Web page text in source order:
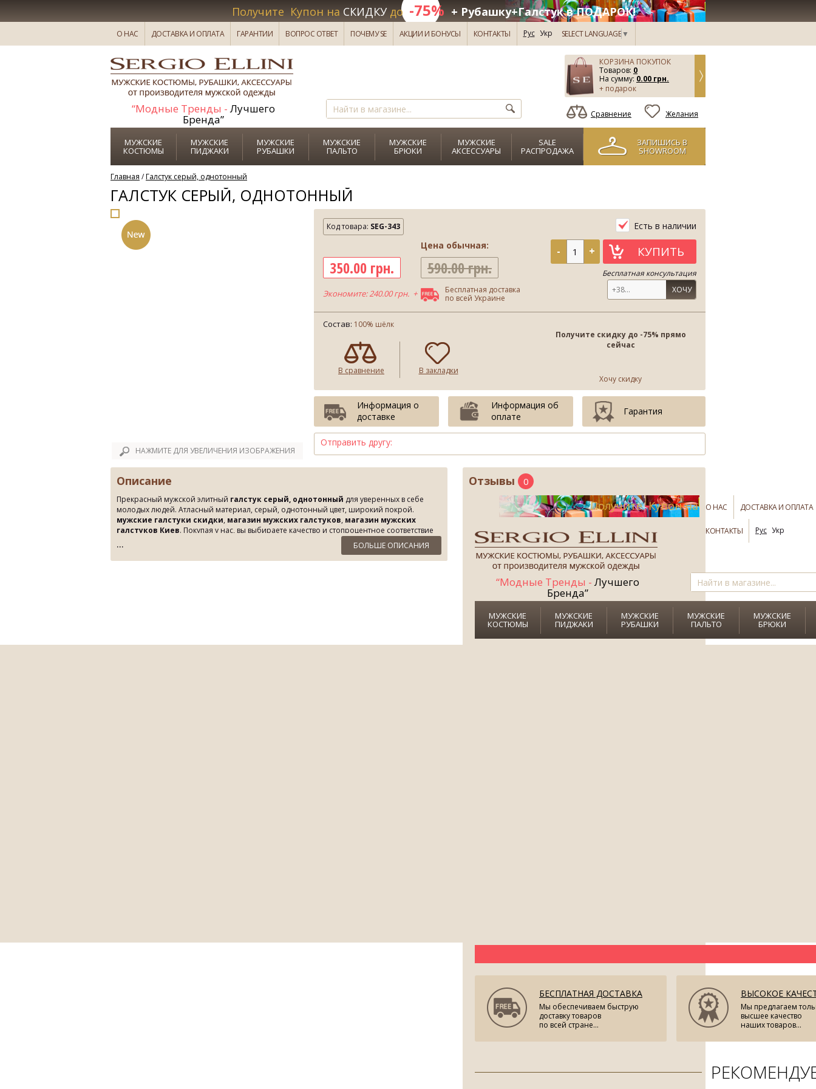
Получите Купон на СКИДКУдо -75% + Рубашку+Галстук в ПОДАРОК!
О НАС ДОСТАВКА И ОПЛАТА ГАРАНТИИ ВОПРОС ОТВЕТ ПОЧЕМУ SE АКЦИИ И БОНУСЫ КОНТАКТЫ Рус Укр SELECT LANGUAGE▼
“Модные Тренды -Лучшего
Бренда”
КОРЗИНА ПОКУПОК
Товаров: 0
На сумму: 0.00 грн.
+ подарок
Сравнение Желания
МУЖСКИЕ
КОСТЮМЫ
МУЖСКИЕ
ПИДЖАКИ
МУЖСКИЕ
РУБАШКИ
МУЖСКИЕ
ПАЛЬТО
МУЖСКИЕ
БРЮКИ
МУЖСКИЕ
АКСЕССУАРЫ
SALE
РАСПРОДАЖА
ЗАПИШИСЬ В
SHOWROOM
Главная /Галстук серый, однотонный
ГАЛСТУК СЕРЫЙ, ОДНОТОННЫЙ
НАЖМИТЕ ДЛЯ УВЕЛИЧЕНИЯ ИЗОБРАЖЕНИЯ
Код товара: SEG-343 Есть в наличии
350.00 грн.
Экономите: 240.00 грн. +
Цена обычная:
590.00 грн.
Бесплатная доставка
по всей Украине
- + КУПИТЬ
Бесплатная консультация
ХОЧУ
Состав: 100% шёлк
Получите скидку до -75% прямо
сейчас
Хочу скидку
В закладки
В сравнение
Информация о
доставке
Информация об
оплате
Гарантия
Отправить другу:
Описание
Прекрасный мужской элитный галстук серый, однотонный для уверенных в себе
молодых людей. Атласный материал, серый, однотонный цвет, широкий покрой.
мужские галстуки скидки, магазин мужских галстуков, магазин мужских
галстуков Киев. Покупая у нас, вы выбираете качество и стопроцентное соответствие
БОЛЬШЕ ОПИСАНИЯ
Отзывы 0
Получите Купон на
СКИДКУ
+
Рубашку+Галстук
в ПОДАРОК!
О НАС ДОСТАВКА И ОПЛАТА
КОНТАКТЫ Рус Укр
“Модные Тренды -Лучшего
Бренда”
МУЖСКИЕ
КОСТЮМЫ
МУЖСКИЕ
ПИДЖАКИ
МУЖСКИЕ
РУБАШКИ
МУЖСКИЕ
ПАЛЬТО
МУЖСКИЕ
БРЮКИ
БЕСПЛАТНАЯ ДОСТАВКА
Мы обеспечиваем быструю
доставку товаров
по всей стране...
ВЫСОКОЕ
Мы предлагаем
высшее качество
наших товаров...